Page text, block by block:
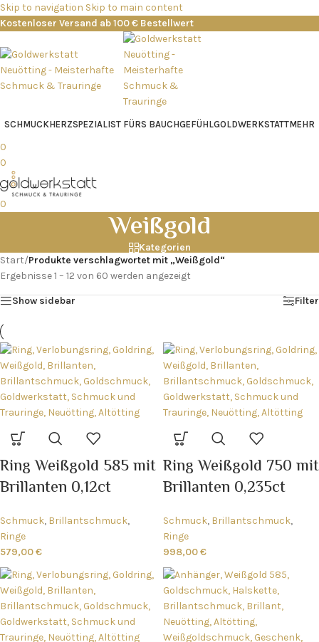
Skip to navigation Skip to main content
Kostenloser Versand ab 100 € Bestellwert
SCHMUCKHERZSPEZIALIST FÜRS BAUCHGEFÜHLGOLDWERKSTATTMEHR
0
0
0
Weißgold
Kategorien
Start/Produkte verschlagwortet mit „Weißgold“
Ergebnisse 1 – 12 von 60 werden angezeigt
Show sidebar Filter
Ring Weißgold 585 mit
Brillanten 0,12ct
Schmuck, Brillantschmuck,
Ringe
579,00€
Ring Weißgold 750 mit
Brillanten 0,235ct
Schmuck, Brillantschmuck,
Ringe
998,00€